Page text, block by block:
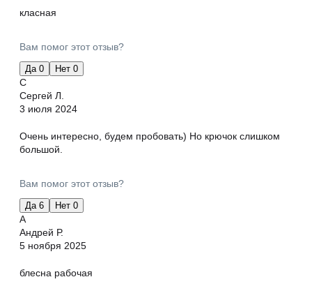
класная
Вам помог этот отзыв?
Да 0 Нет 0
С
Сергей Л.
3 июля 2024
Очень интересно, будем пробовать) Но крючок слишком
большой.
Вам помог этот отзыв?
Да 6 Нет 0
А
Андрей Р.
5 ноября 2025
блесна рабочая